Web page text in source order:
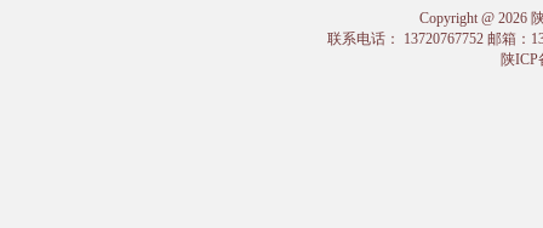
Copyright @ 2026
联系电话： 13720767752 邮箱：
陕ICP